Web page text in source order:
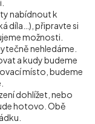
nabídnout k
díla…), připravte si
možnosti.
nehledáme.
a kudy budeme
místo, budeme
dohlížet, nebo
hotovo. Obě